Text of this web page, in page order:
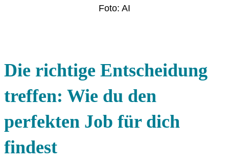
Foto: AI
Die richtige Entscheidung
treffen: Wie du den
perfekten Job für dich
findest